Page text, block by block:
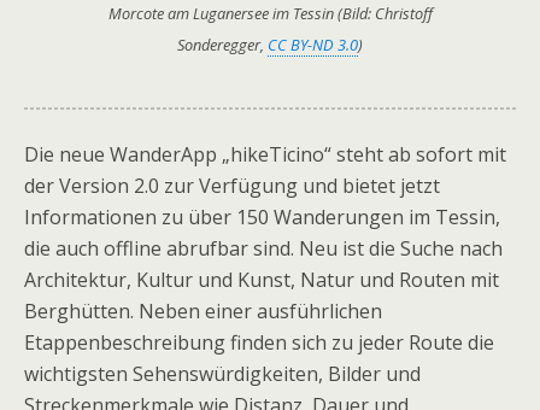
Morcote am Luganersee im Tessin (Bild: Christoff
Sonderegger, CC BY-ND 3.0)
Die neue WanderApp „hikeTicino“ steht ab sofort mit
der Version 2.0 zur Verfügung und bietet jetzt
Informationen zu über 150 Wanderungen im Tessin,
die auch offline abrufbar sind. Neu ist die Suche nach
Architektur, Kultur und Kunst, Natur und Routen mit
Berghütten. Neben einer ausführlichen
Etappenbeschreibung finden sich zu jeder Route die
wichtigsten Sehenswürdigkeiten, Bilder und